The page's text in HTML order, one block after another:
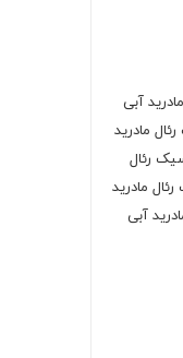
آبی
مادرید
رئال
مادرید
آبی